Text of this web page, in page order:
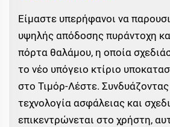
Είμαστε υπερήφανοι να
υψηλής απόδοσης πυράντοχη
πόρτα θαλάμου, η οποία
το νέο υπόγειο κτίριο
στο Τιμόρ-Λέστε.
τεχνολογία ασφάλειας και
επικεντρώνεται στο χρήστη,